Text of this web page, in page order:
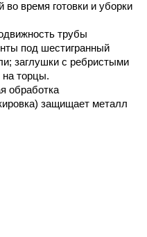
время готовки и уборки
трубы
под шестигранный
заглушки с ребристыми
на торцы.
обработка
защищает металл